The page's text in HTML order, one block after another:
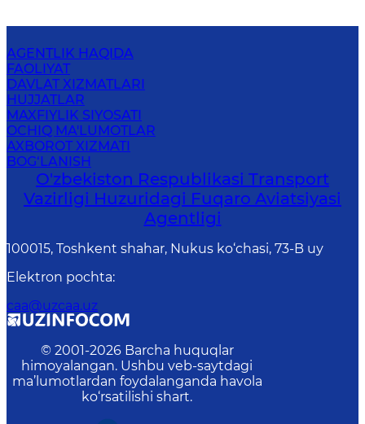
AGENTLIK HAQIDA
FAOLIYAT
DAVLAT XIZMATLARI
HUJJATLAR
MAXFIYLIK SIYOSATI
OCHIQ MA'LUMOTLAR
AXBOROT XIZMATI
BOG‘LANISH
O'zbekiston Respublikasi Transport
Vazirligi Huzuridagi Fuqaro Aviatsiyasi
Agentligi
100015, Toshkent shahar, Nukus ko‘chasi, 73-B uу
Elektron pochta:
caa@uzcaa.uz
© 2001-2026 Barcha huquqlar
himoyalangan. Ushbu veb-saytdagi
ma’lumotlardan foydalanganda havola
ko‘rsatilishi shart.